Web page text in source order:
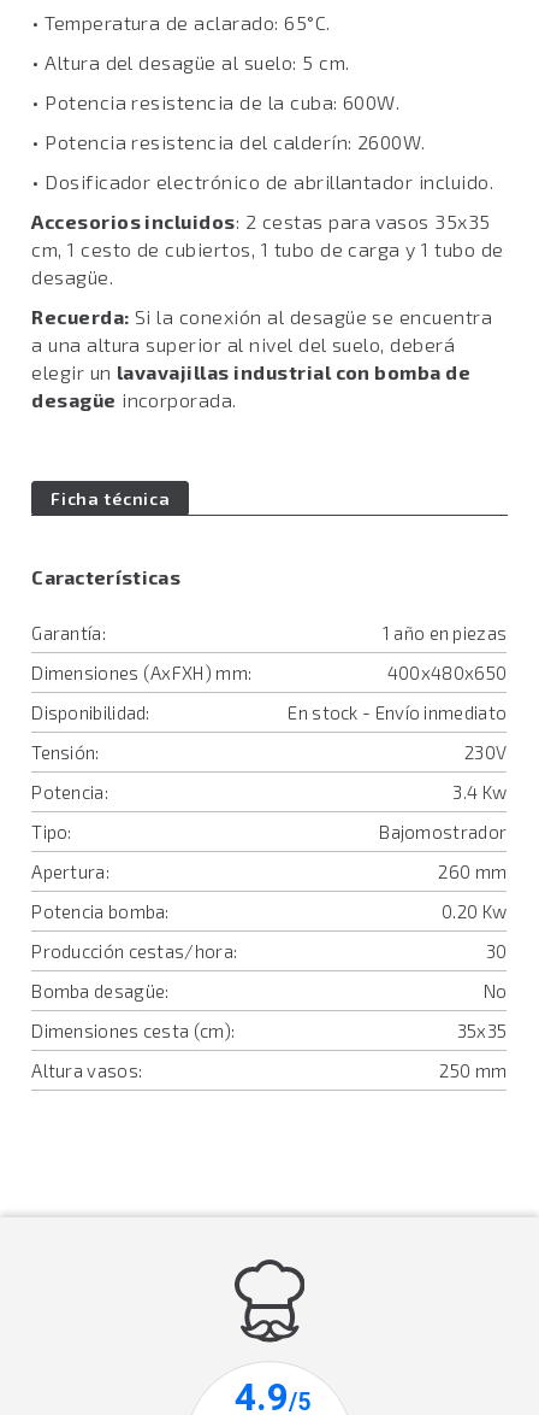
• Temperatura de aclarado: 65°C.
• Altura del desagüe al suelo: 5 cm.
• Potencia resistencia de la cuba: 600W.
• Potencia resistencia del calderín: 2600W.
• Dosificador electrónico de abrillantador incluido.
Accesorios incluidos: 2 cestas para vasos 35x35
cm, 1 cesto de cubiertos, 1 tubo de carga y 1 tubo de
desagüe.
Recuerda: Si la conexión al desagüe se encuentra
a una altura superior al nivel del suelo, deberá
elegir un lavavajillas industrial con bomba de
desagüe incorporada.
Ficha técnica
Características
Garantía:
1 año en piezas
Dimensiones (AxFXH) mm:
400x480x650
Disponibilidad:
En stock - Envío inmediato
Tensión:
230V
Potencia:
3.4 Kw
Tipo:
Bajomostrador
Apertura:
260 mm
Potencia bomba:
0.20 Kw
Producción cestas/hora:
30
Bomba desagüe:
No
Dimensiones cesta (cm):
35x35
Altura vasos:
250 mm